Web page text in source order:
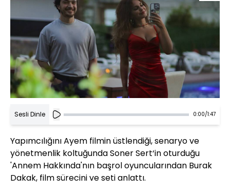
Sesli Dinle 0:00/1:47
Yapımcılığını Ayem filmin üstlendiği, senaryo ve
yönetmenlik koltuğunda Soner Sert‘in oturduğu
'Annem Hakkında'nın başrol oyuncularından Burak
Dakak, film sürecini ve seti anlattı.